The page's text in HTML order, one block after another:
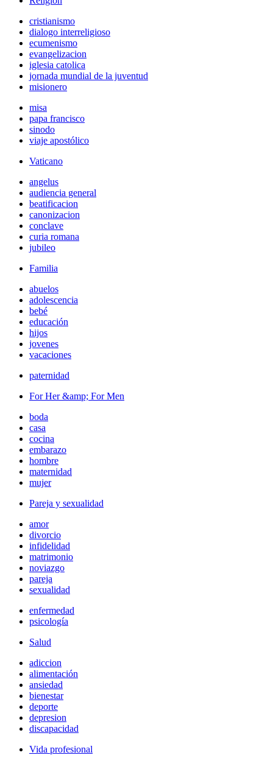
cristianismo
dialogo interreligioso
ecumenismo
evangelizacion
iglesia catolica
jornada mundial de la juventud
misionero
misa
papa francisco
sinodo
viaje apostólico
Vaticano
angelus
audiencia general
beatificacion
canonizacion
conclave
curia romana
jubileo
Familia
abuelos
adolescencia
bebé
educación
hijos
jovenes
vacaciones
paternidad
For Her &amp; For Men
boda
casa
cocina
embarazo
hombre
maternidad
mujer
Pareja y sexualidad
amor
divorcio
infidelidad
matrimonio
noviazgo
pareja
sexualidad
enfermedad
psicología
Salud
adiccion
alimentación
ansiedad
bienestar
deporte
depresion
discapacidad
Vida profesional